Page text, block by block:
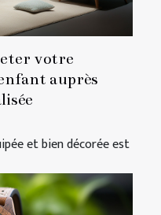
votre
auprès
et bien décorée est